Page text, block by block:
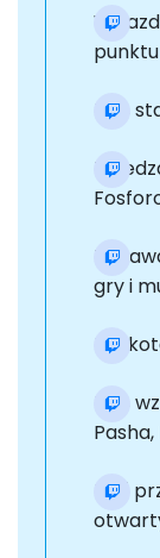
Rejs
gry i
Rejs
Pięć